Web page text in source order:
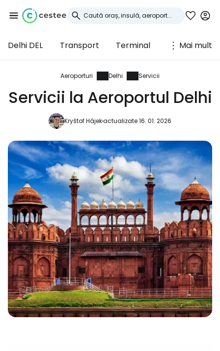
Delhi DEL Transport Terminal Mai mult
Aeroporturi Delhi Servicii
Servicii la Aeroportul Delhi
Kryštof Hájekactualizate 16. 01. 2026
Conectați-vă la
Cestee
... comunitatea mondială a călătorilor
Continuați cu Facebook
Continuați cu e-mailul